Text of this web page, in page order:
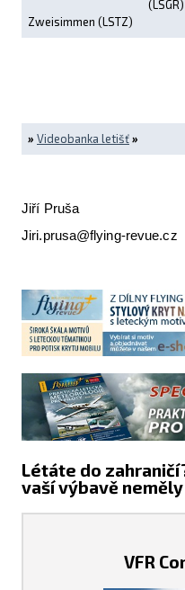
Zweisimmen (LSTZ)
(LSGR)
» Videobanka letišť»
Jiří Pruša
Jiri.prusa@flying-revue.cz
Létáte do
vaší výbavě
VFR